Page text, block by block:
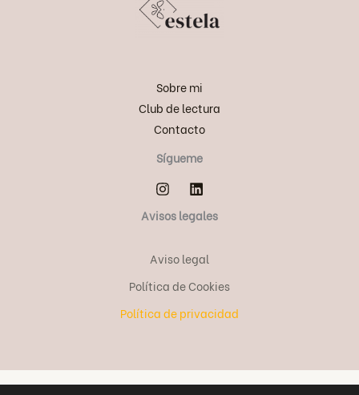
Sobre mi
Club de lectura
Contacto
Sígueme
Avisos legales
Aviso legal
Política de Cookies
Política de privacidad